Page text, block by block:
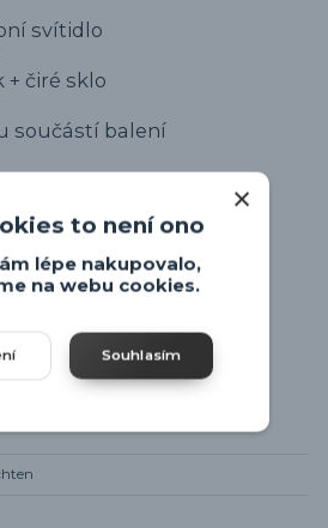
svítidlo
+ čiré sklo
součástí balení
cm
to není ono
lépe nakupovalo,
na webu cookies.
Souhlasím